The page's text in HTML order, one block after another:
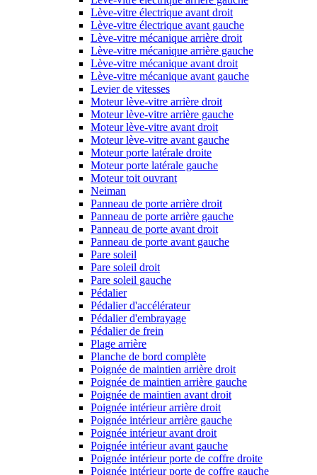
Lève-vitre électrique avant droit
Lève-vitre électrique avant gauche
Lève-vitre mécanique arrière droit
Lève-vitre mécanique arrière gauche
Lève-vitre mécanique avant droit
Lève-vitre mécanique avant gauche
Levier de vitesses
Moteur lève-vitre arrière droit
Moteur lève-vitre arrière gauche
Moteur lève-vitre avant droit
Moteur lève-vitre avant gauche
Moteur porte latérale droite
Moteur porte latérale gauche
Moteur toit ouvrant
Neiman
Panneau de porte arrière droit
Panneau de porte arrière gauche
Panneau de porte avant droit
Panneau de porte avant gauche
Pare soleil
Pare soleil droit
Pare soleil gauche
Pédalier
Pédalier d'accélérateur
Pédalier d'embrayage
Pédalier de frein
Plage arrière
Planche de bord complète
Poignée de maintien arrière droit
Poignée de maintien arrière gauche
Poignée de maintien avant droit
Poignée intérieur arrière droit
Poignée intérieur arrière gauche
Poignée intérieur avant droit
Poignée intérieur avant gauche
Poignée intérieur porte de coffre droite
Poignée intérieur porte de coffre gauche